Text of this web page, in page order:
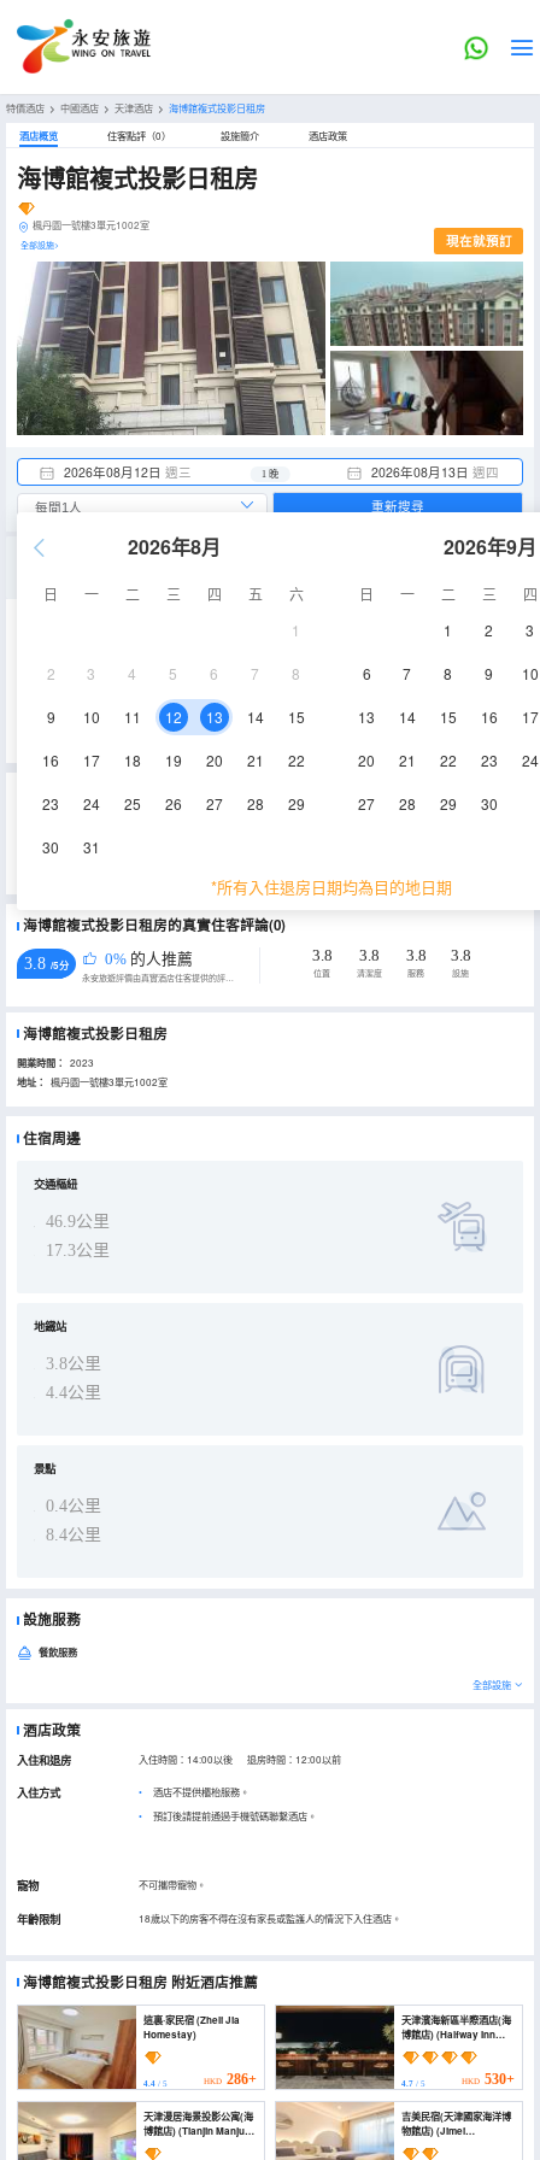
特價酒店 > 中國酒店 > 天津酒店 > 海博館複式投影日租房
酒店概览 住客點評（0） 設施簡介 酒店政策
海博館複式投影日租房
楓丹園一號樓3單元1002室
全部設施> 現在就預訂
2026年08月12日 週三 2026年08月13日 週四
1 晚
2026年8月
日 一 二 三 四 五
六
1
2 3 4 5 6 7 8
9 10 11 12 13 14 15
16 17 18 19 20 21 22
23 24 25 26 27 28 29
30 31
2026年9月
日 一 二 三
四
1
2 3
6 7 8 9 10
13 14 15 16 17
20 21 22 23 24
27 28 29 30
*所有入住退房日期均為目的地日期
重新搜尋
170㎡ 空調
重要資訊
海博館複式投影日租房的真實住客評論(0)
3.8 /5分 0% 的人推薦
永安旅遊評價由真實酒店住客提供的評價。
3.8
位置
3.8
清潔度
3.8
服務
3.8
設施
海博館複式投影日租房
開業時間： 2023
地址： 楓丹園一號樓3單元1002室
住宿周邊
交通樞紐
46.9公里
17.3公里
地鐵站
3.8公里
4.4公里
景點
0.4公里
8.4公里
設施服務
餐飲服務
全部設施
酒店政策
入住和退房 入住時間：14:00以後 退房時間：12:00以前
入住方式
酒店不提供櫃枱服務。
預訂後請提前通過手機號碼聯繫酒店。
寵物 不可攜帶寵物。
年齡限制 18歲以下的房客不得在沒有家長或監護人的情況下入住酒店。
海博館複式投影日租房 附近酒店推薦
這裏·家民宿 (Zheli Jia
Homestay)
4.4 / 5 HKD 286+
天津濱海新區半際酒店(海
博館店) (Halfway Inn
Tianjin Binhai New Area
Eco-City Hai Bo
Museum Branch)
4.7/ 5 HKD 530+
天津漫居海景投影公寓(海
博館店) (Tianjin Manju
Seaview Projection
吉美民宿(天津國家海洋博
物館店) (Jimei
Homestay (Tianjin